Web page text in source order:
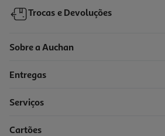
-10%
Trocas e Devoluções
Sobre a Auchan
Entregas
Serviços
Cartões